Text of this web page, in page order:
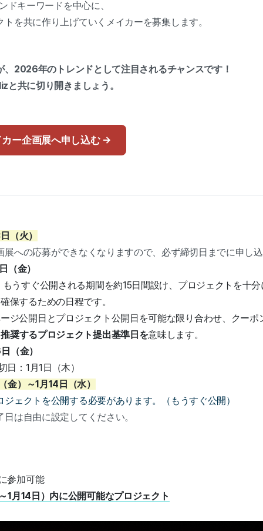
ドキーワードを中心に、
を共に作り上げていくメイカーを募集します。
、2026年のトレンドとして注目されるチャンスです！
共に切り開きましょう。
ー企画展へ申し込む →
（火）
展への応募ができなくなりますので、必ず締切日までに申し
（金）
うすぐ公開される期間を約15日間設け、プロジェクトを十
保するための日程です。
ジ公開日とプロジェクト公開日を可能な限り合わせ、クーポ
推奨するプロジェクト提出基準日を意味します。
（金）
：1月1日（木）
金）～1月14日（水）
ェクトを公開する必要があります。（もうすぐ公開）
は自由に設定してください。
参加可能
1月14日）内に公開可能なプロジェクト